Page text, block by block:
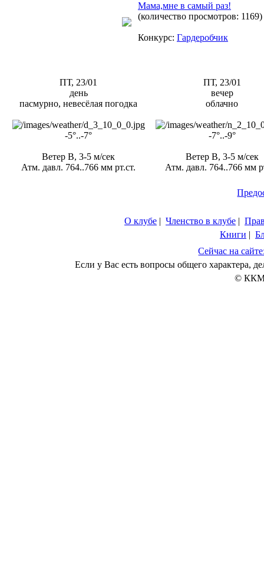
Мама,мне в самый раз!
(количество просмотров: 1169)
Конкурс: Гардеробчик
ПТ, 23/01
день
пасмурно, невесёлая погодка
-5°..-7°
Ветер В, 3-5 м/сек
Атм. давл. 764..766 мм рт.ст.
ПТ, 23/01
вечер
облачно
-7°..-9°
Ветер В, 3-5 м/сек
Атм. давл. 764..766 мм
О клубе | Членство в клубе |
Книги |
Сейчас на
Если у Вас есть вопросы общего характера,
© ККМ